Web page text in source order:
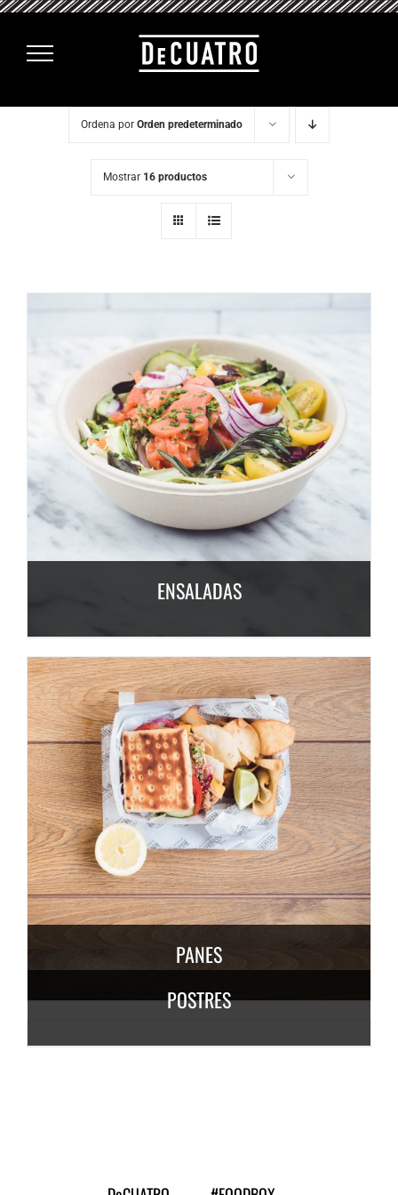
Saltar
contenido
Ordena por Orden predeterminado
Mostrar 16 productos
DESCUBRE MÁS
6,50€ / persona
ENSALADAS
PANES
MÁS
POSTRES